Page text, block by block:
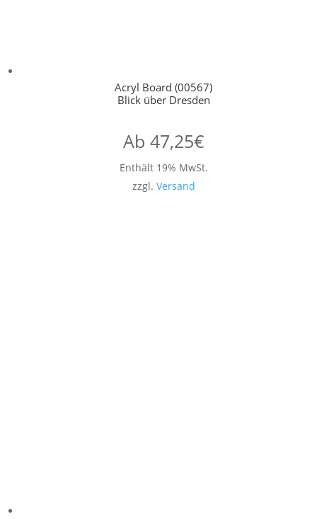
Acryl Board (00567)
Blick über Dresden
Ab 47,25€
Enthält 19% MwSt.
zzgl. Versand